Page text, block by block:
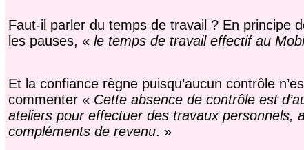
Faut-il parler du temps de travail ? En principe
les pauses, « le temps de travail effectif au
Et la confiance règne puisqu’aucun contrôle
commenter « Cette absence de contrôle est
ateliers pour effectuer des travaux personnels,
compléments de revenu. »